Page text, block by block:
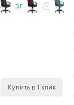
В наличии
Купить в 1 клик